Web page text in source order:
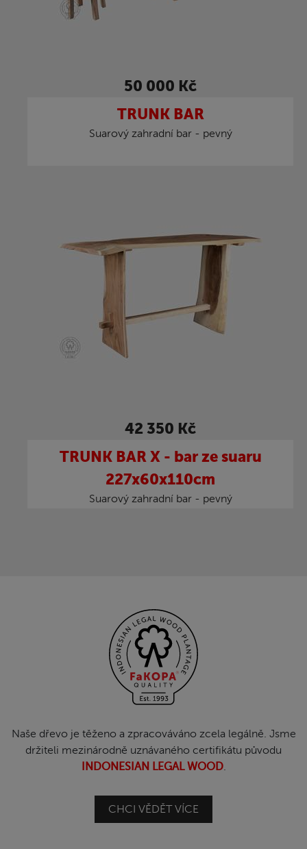
50 000 Kč
TRUNK BAR
Suarový zahradní bar - pevný
42 350 Kč
TRUNK BAR X - bar ze suaru
227x60x110cm
Suarový zahradní bar - pevný
Naše dřevo je těženo a zpracováváno zcela legálně. Jsme
držiteli mezinárodně uznávaného certifikátu původu
INDONESIAN LEGAL WOOD.
CHCI VĚDĚT VÍCE